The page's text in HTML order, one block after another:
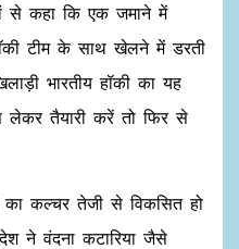
से कहा कि एक जमाने में
टीम के साथ खेलने में डरती
भारतीय हॉकी का यह
लेकर तैयारी करें तो फिर से
का कल्चर तेजी से विकसित हो
ने वंदना कटारिया जैसे